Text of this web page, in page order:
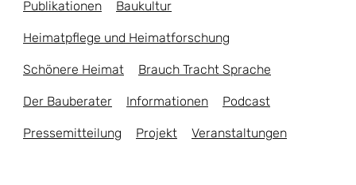
Publikationen Baukultur
Heimatpflege und Heimatforschung
Schönere Heimat Brauch Tracht Sprache
Der Bauberater Informationen Podcast
Pressemitteilung Projekt Veranstaltungen